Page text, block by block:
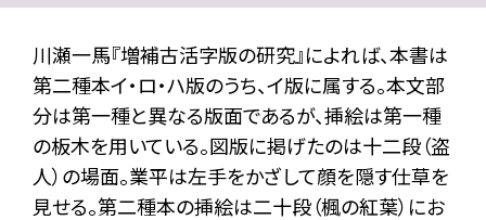
川瀬一馬『増補古活字版の研究』によれば、本書は
第二種本イ・ロ・ハ版のうち、イ版に属する。本文部
分は第一種と異なる版面であるが、挿絵は第一種
の板木を用いている。図版に掲げたのは十二段（盗
人）の場面。業平は左手をかざして顔を隠す仕草を
見せる。第二種本の挿絵は二十段（楓の紅葉）にお